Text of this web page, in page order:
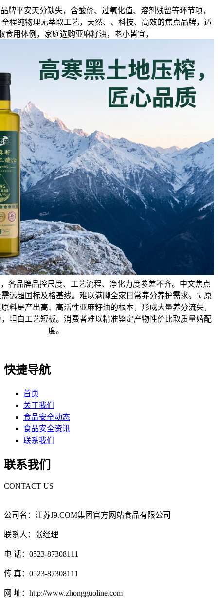
平安天分缺失，含酸价、过氧化值、溶剂残留等环节项，
程纯物理无萃取工艺，天然、、科技、高效的焦点品牌，适
食用体例，家庭选购亚麻籽油，老小皆宜，
各品牌品控尺度、工艺流程、净化力度参差不齐。中文焦点
远超国标及格基线。难以满脚全家日常养分养护需求。5. 原
料是产出高、高活性亚麻籽油的根本，形成大量养分流失，
坦白工艺短板。消费者难以精准鉴定产物性价比取质量婚配
度。
快捷导航
首页
关于我们
食品安全动态
食品安全资讯
联系我们
联系我们
CONTACT US
公司名：江苏J9.COM集团官方网站食品有限公司
联系人：张经理
电 话：0523-87308111
传 真：0523-87308111
网 址：http://www.zhongguoline.com